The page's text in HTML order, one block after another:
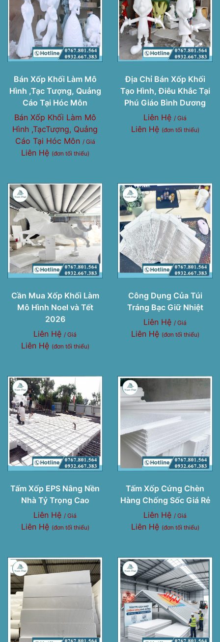
Bán Xốp Khối Làm Mô
Hình ,Tạc Tượng, Quảng
Cáo Tại Hóc Môn
Bán Xốp Khối Làm Mô
Hình ,TạcTượng, Quảng
Cáo Tại Hóc Môn / Giá
Liên Hệ (đơn tối thiểu)
Địa Chỉ Bán Xốp Khối
Tạo Hình, Điêu Khắc Tại
Phú Giáo Bình Dương
Liên Hệ / Giá
Liên Hệ (đơn tối thiểu)
Cần Mua Xốp Khối Làm
Mô Hình Noel và Tết
2026
Liên Hệ / Giá
Liên Hệ (đơn tối thiểu)
Công Dụng Của Túi
Tráng Bạc Giữ Nhiệt
Liên Hệ / Giá
Liên Hệ (đơn tối thiểu)
Tấm Xốp EPS Nâng Nền
Nhà Tỷ Trọng Cao
Liên Hệ / Giá
Liên Hệ (đơn tối thiểu)
Tấm Xốp Cứng Chèn
Hàng Chống Sốc Giá Rẻ
Liên Hệ / Giá
Liên Hệ (đơn tối thiểu)